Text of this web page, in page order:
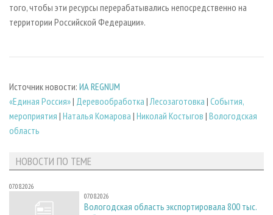
того, чтобы эти ресурсы перерабатывались непосредственно на
территории Российской Федерации».
Источник новости: ИА REGNUM
«Единая Россия»| Деревообработка |Лесозаготовка | События,
мероприятия | Наталья Комарова | Николай Костыгов | Вологодская
область
НОВОСТИ ПО ТЕМЕ
07.08.2026
07.08.2026
Вологодская область экспортировала 800 тыс.